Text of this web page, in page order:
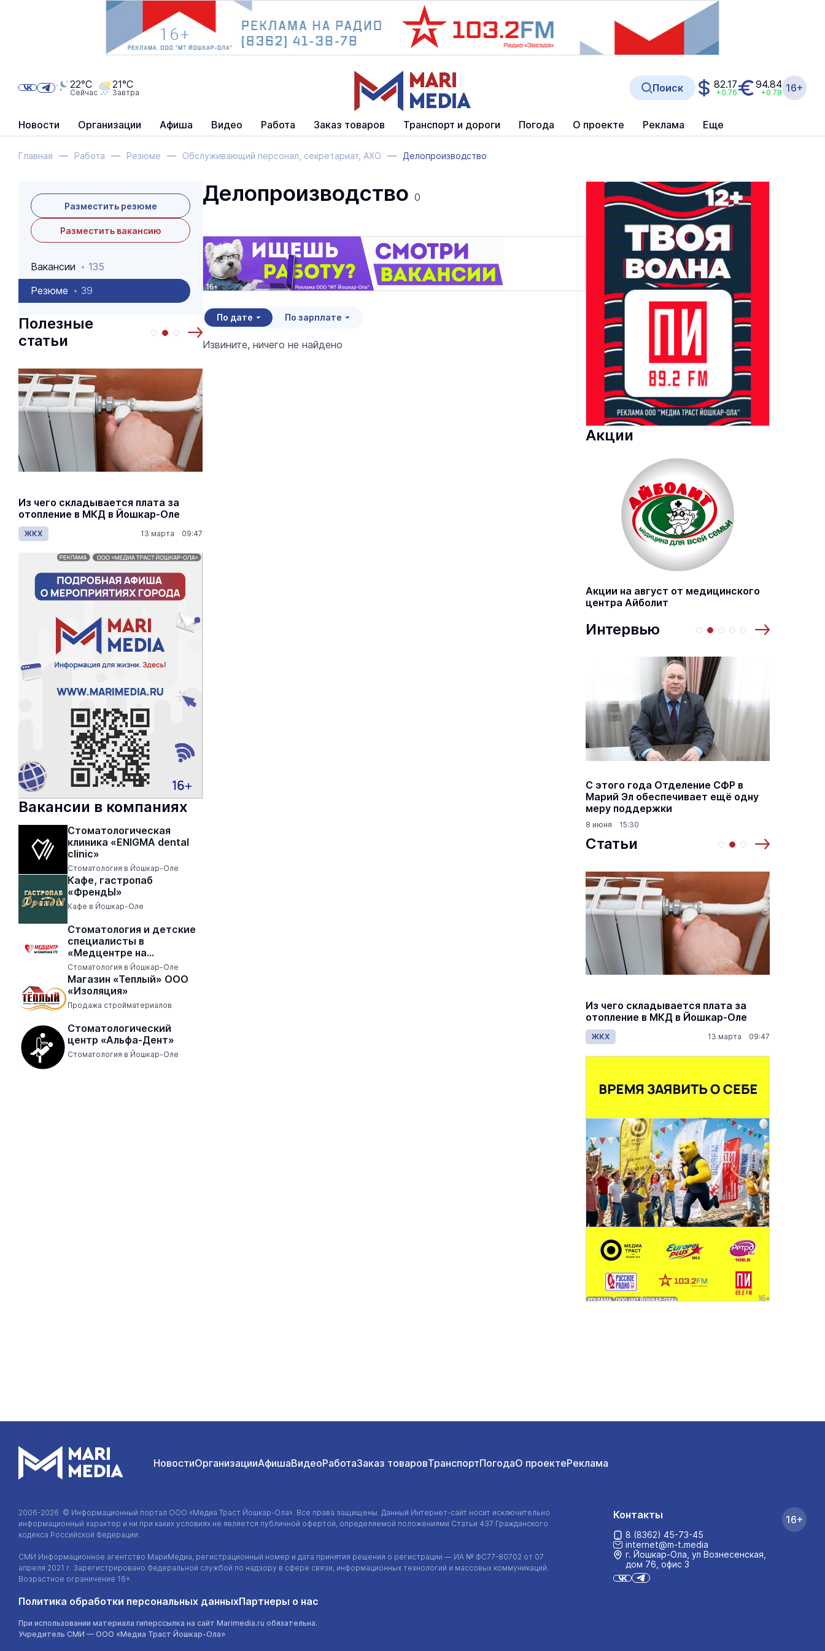
Новости Организации Афиша Видео Работа Заказ товаров Транспорт и дороги Погода О проекте Реклама Еще
22°C
Сейчас
21°C
Завтра Поиск 82.17
+0.76
94.84
+0.78 16+
Главная Работа Резюме Обслуживающий персонал, секретариат, АХО Делопроизводство
Разместить резюме
Разместить вакансию
Вакансии
135
Резюме
39
Полезные
статьи
Из чего складывается плата за
отопление в МКД в Йошкар-Оле
ЖКХ 13 марта 09:47
Вакансии в компаниях
Стоматологическая
клиника «ENIGMA dental
clinic»
Стоматология в Йошкар-Оле
Кафе, гастропаб
«ФрендЫ»
Кафе в Йошкар-Оле
Стоматология и детские
специалисты в
«Медцентре на
Советской 173»
Стоматология в Йошкар-Оле
Магазин «Теплый» ООО
«Изоляция»
Продажа стройматериалов
Стоматологический
центр «Альфа-Дент»
Стоматология в Йошкар-Оле
Делопроизводство 0
По дате По зарплате
Извините, ничего не найдено
Акции
Акции на август от медицинского
центра Айболит
Интервью
С этого года Отделение СФР в
Марий Эл обеспечивает ещё одну
меру поддержки
8 июня 15:30
Статьи
Из чего складывается плата за
отопление в МКД в Йошкар-Оле
ЖКХ 13 марта 09:47
НовостиОрганизацииАфишаВидеоРаботаЗаказ товаровТранспортПогодаО проектеРеклама
2006-2026 © Информационный портал ООО «Медиа Траст Йошкар-Ола». Все права защищены. Данный Интернет-сайт носит исключительно
информационный характер и ни при каких условиях не является публичной офертой, определяемой положениями Статьи 437 Гражданского
кодекса Российской Федерации.
СМИ Информационное агентство МариМедиа, регистрационный номер и дата принятия решения о регистрации — ИА № ФС77-80702 от 07
апреля 2021 г. Зарегистрировано Федеральной службой по надзору в сфере связи, информационных технологий и массовых коммуникаций.
Возрастное ограничение 16+.
Политика обработки персональных данныхПартнеры о нас
При использовании материала гиперссылка на сайт Marimedia.ru обязательна.
Учредитель СМИ — ООО «Медиа Траст Йошкар-Ола»
Контакты
8 (8362) 45-73-45
internet@m-t.media
г. Йошкар‑Ола, ул Вознесенская,
дом 76, офис 3
16+